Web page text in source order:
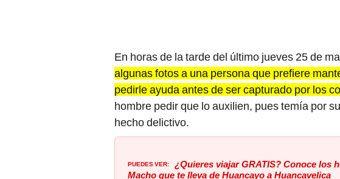
En horas de la tarde del último jueves 25 de
algunas fotos a una persona que prefiere
pedirle ayuda antes de ser capturado por los
hombre pedir que lo auxilien, pues temía por
hecho delictivo.
PUEDES VER: ¿Quieres viajar GRATIS? Conoce los
Macho que te lleva de Huancayo a Huancavelica